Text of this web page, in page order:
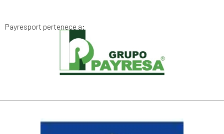
Payresport pertenece a: